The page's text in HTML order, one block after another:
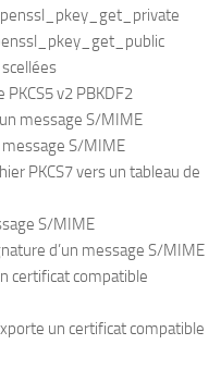
v2 PBKDF2
message S/MIME
S/MIME
PKCS7 vers un tableau de
S/MIME
d’un message S/MIME
certificat compatible
un certificat compatible